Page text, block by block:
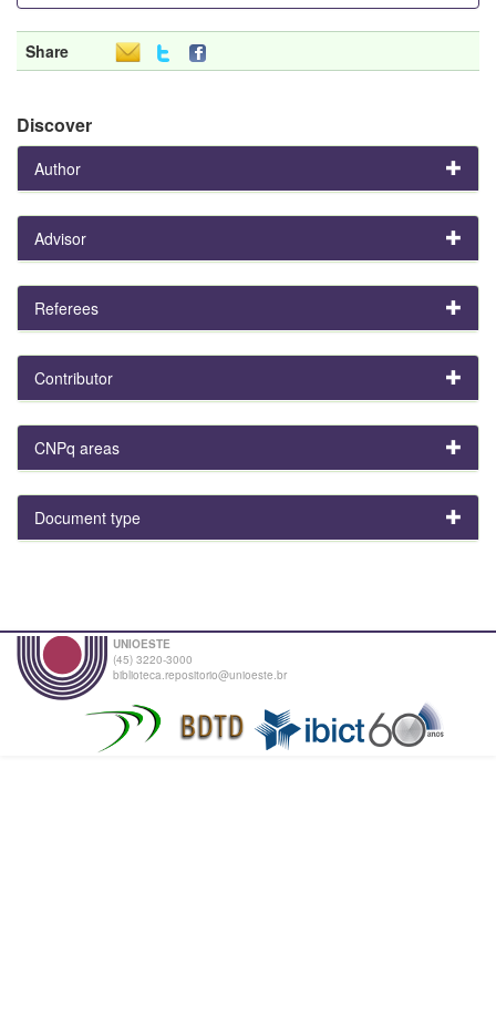
Share
Discover
Author
Advisor
Referees
Contributor
CNPq areas
Document type
UNIOESTE
(45) 3220-3000
biblioteca.repositorio@unioeste.br